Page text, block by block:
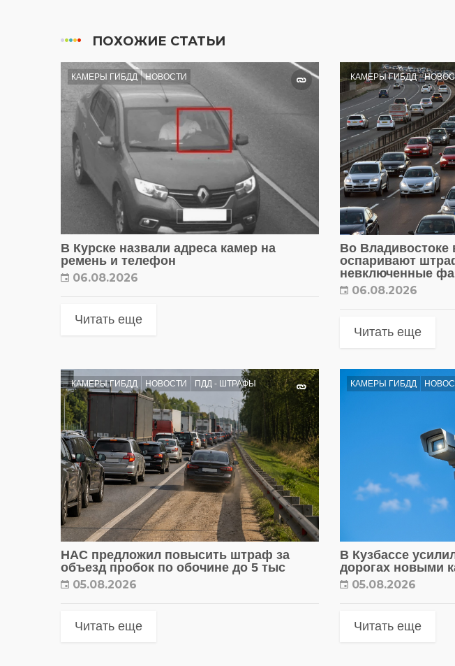
ПОХОЖИЕ СТАТЬИ
КАМЕРЫ ГИБДД НОВОСТИ
В Курске назвали адреса камер на
ремень и телефон
06.08.2026
Читать еще
КАМЕРЫ ГИБДД
Во Владивостоке
оспаривают
невключенные
06.08.2026
Читать еще
КАМЕРЫ ГИБДД НОВОСТИ ПДД - ШТРАФЫ
НАС предложил повысить штраф за
объезд пробок по обочине до 5 тыс
05.08.2026
Читать еще
КАМЕРЫ ГИБДД
В Кузбассе
дорогах новыми
05.08.2026
Читать еще